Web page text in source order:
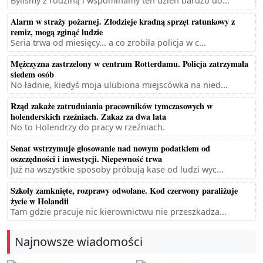
Alarm w straży pożarnej. Złodzieje kradną sprzęt ratunkowy z
remiz, mogą zginąć ludzie
Seria trwa od miesięcy... a co zrobiła policja w c...
Mężczyzna zastrzelony w centrum Rotterdamu. Policja zatrzymała
siedem osób
No ładnie, kiedyś moja ulubiona miejscówka na nied...
Rząd zakaże zatrudniania pracowników tymczasowych w
holenderskich rzeźniach. Zakaz za dwa lata
No to Holendrzy do pracy w rzeźniach.
Senat wstrzymuje głosowanie nad nowym podatkiem od
oszczędności i inwestycji. Niepewność trwa
Już na wszystkie sposoby próbują kase od ludzi wyc...
Szkoły zamknięte, rozprawy odwołane. Kod czerwony paraliżuje
życie w Holandii
Tam gdzie pracuje nic kierownictwu nie przeszkadza...
Najnowsze wiadomości